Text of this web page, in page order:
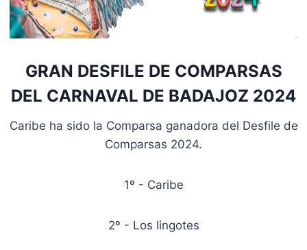
GRAN DESFILE DE COMPARSAS
DEL CARNAVAL DE BADAJOZ 2024
Caribe ha sido la Comparsa ganadora del Desfile de
Comparsas 2024.
1º - Caribe
2º - Los lingotes